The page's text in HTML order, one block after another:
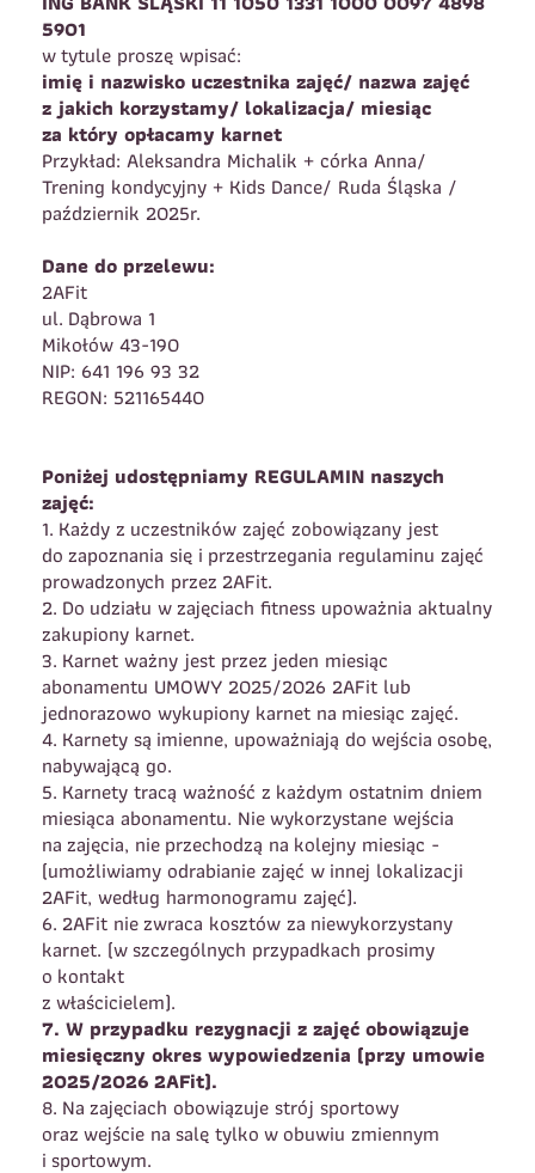
Dane dziecka
Imię* Nazwisko*
Data urodzenia
*
Rozmiar
Treść wiadomości
Zapisz się
Telefon do kontaktu*
E-mail
Treść wiadomości
Zapisz się
5901
w tytule proszę wpisać:
imię i nazwisko uczestnika zajęć/ nazwa zajęć
z jakich korzystamy/ lokalizacja/ miesiąc
za który opłacamy karnet
Przykład: Aleksandra Michalik + córka Anna/
Trening kondycyjny + Kids Dance/ Ruda Śląska /
październik 2025r.
Dane do przelewu:
2AFit
ul. Dąbrowa 1
Mikołów 43-190
NIP: 641 196 93 32
REGON: 521165440
Poniżej udostępniamy REGULAMIN naszych
zajęć:
1. Każdy z uczestników zajęć zobowiązany jest
do zapoznania się i przestrzegania regulaminu zajęć
prowadzonych przez 2AFit.
2. Do udziału w zajęciach fitness upoważnia aktualny
zakupiony karnet.
3. Karnet ważny jest przez jeden miesiąc
abonamentu UMOWY 2025/2026 2AFit lub
jednorazowo wykupiony karnet na miesiąc zajęć.
4. Karnety są imienne, upoważniają do wejścia osobę,
nabywającą go.
5. Karnety tracą ważność z każdym ostatnim dniem
miesiąca abonamentu. Nie wykorzystane wejścia
na zajęcia, nie przechodzą na kolejny miesiąc -
(umożliwiamy odrabianie zajęć w innej lokalizacji
2AFit, według harmonogramu zajęć).
6. 2AFit nie zwraca kosztów za niewykorzystany
karnet. (w szczególnych przypadkach prosimy
o kontakt
z właścicielem).
7. W przypadku rezygnacji z zajęć obowiązuje
miesięczny okres wypowiedzenia (przy umowie
2025/2026 2AFit).
8. Na zajęciach obowiązuje strój sportowy
oraz wejście na salę tylko w obuwiu zmiennym
i sportowym.